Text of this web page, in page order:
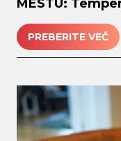
MESTU:
PREBERITE VEČ